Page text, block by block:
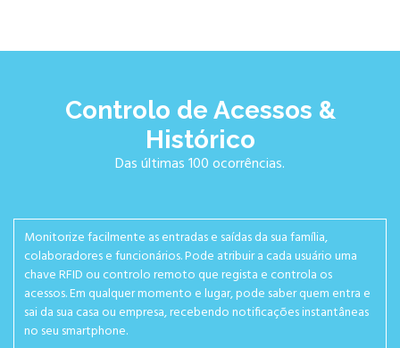
Controlo de Acessos &
Histórico
Das últimas 100 ocorrências.
Monitorize facilmente as entradas e saídas da sua família,
colaboradores e funcionários. Pode atribuir a cada usuário uma
chave RFID ou controlo remoto que regista e controla os
acessos. Em qualquer momento e lugar, pode saber quem entra e
sai da sua casa ou empresa, recebendo notificações instantâneas
no seu smartphone.